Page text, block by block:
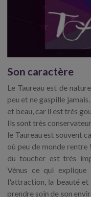
Son caractère
Le Taureau est de
peu et ne gaspille
et beau, car il est très
Ils sont très
le Taureau est souvent
où peu de monde rentre
du toucher est très
Vénus ce qui explique
l'attraction, la beauté et
prendre soin de son